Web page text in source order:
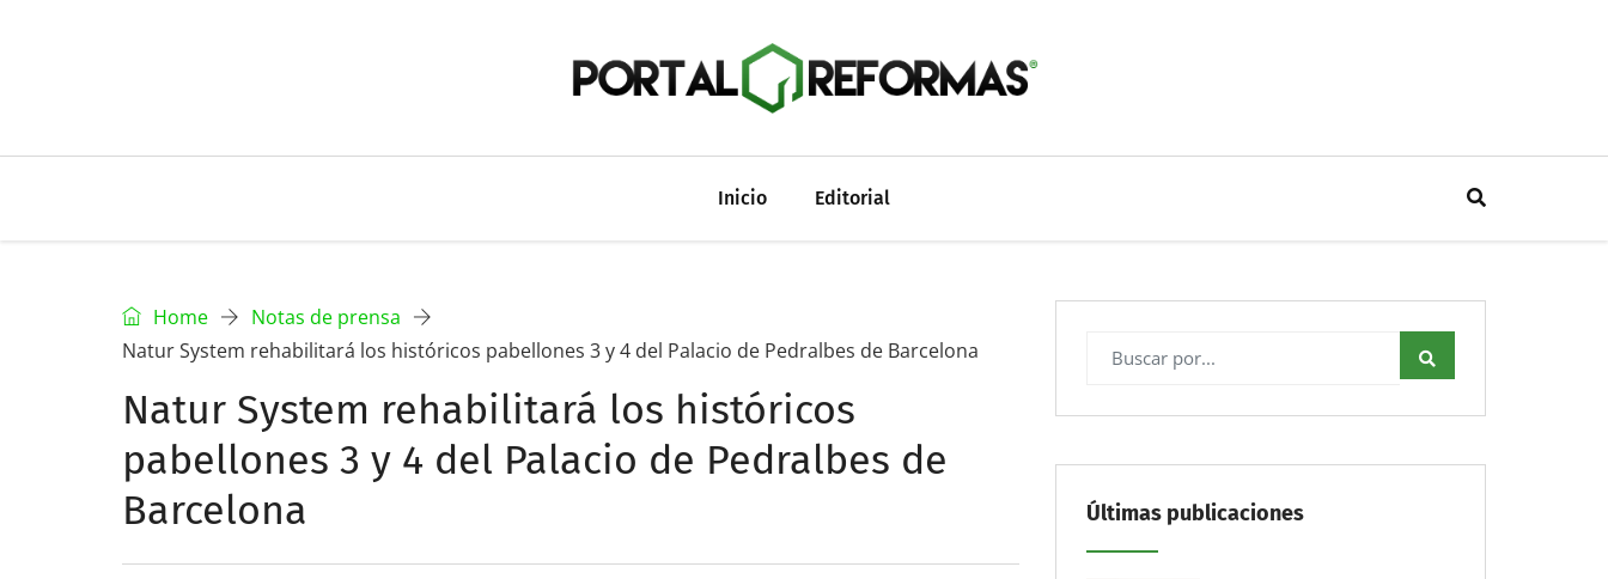
Inicio Editorial
Home
Notas de prensa
Natur System rehabilitará los históricos pabellones 3 y 4 del Palacio de Pedralbes de Barcelona
Natur System rehabilitará los históricos
pabellones 3 y 4 del Palacio de Pedralbes de
Barcelona
Últimas publicaciones